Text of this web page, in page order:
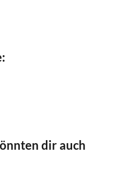
dir auch